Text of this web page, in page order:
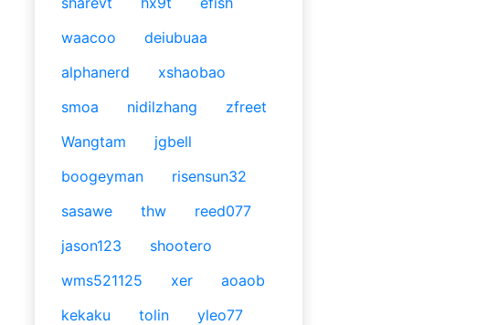
waacoo
deiubuaa
alphanerd
xshaobao
smoa
nidilzhang
zfreet
Wangtam
jgbell
boogeyman
risensun32
sasawe
thw
reed077
jason123
shootero
wms521125
xer
aoaob
kekaku
tolin
yleo77